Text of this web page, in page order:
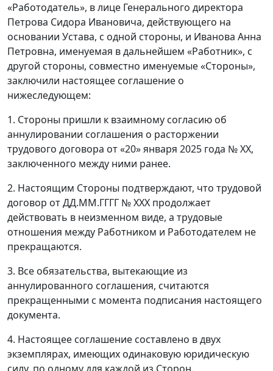
«Работодатель», в лице Генерального директора
Петрова Сидора Ивановича, действующего на
основании Устава, с одной стороны, и Иванова Анна
Петровна, именуемая в дальнейшем «Работник», с
другой стороны, совместно именуемые «Стороны»,
заключили настоящее соглашение о
нижеследующем:
1. Стороны пришли к взаимному согласию об
аннулировании соглашения о расторжении
трудового договора от «20» января 2025 года № ХХ,
заключенного между ними ранее.
2. Настоящим Стороны подтверждают, что трудовой
договор от ДД.ММ.ГГГГ № ХХХ продолжает
действовать в неизменном виде, а трудовые
отношения между Работником и Работодателем не
прекращаются.
3. Все обязательства, вытекающие из
аннулированного соглашения, считаются
прекращенными с момента подписания настоящего
документа.
4. Настоящее соглашение составлено в двух
экземплярах, имеющих одинаковую юридическую